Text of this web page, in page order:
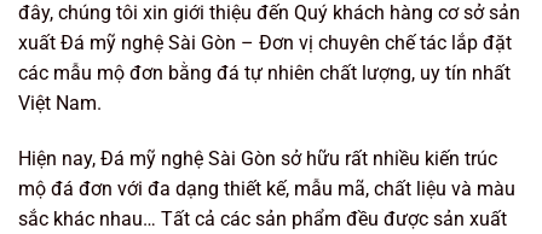
đây, chúng tôi xin giới thiệu đến Quý khách hàng cơ sở sản
xuất Đá mỹ nghệ Sài Gòn – Đơn vị chuyên chế tác lắp đặt
các mẫu mộ đơn bằng đá tự nhiên chất lượng, uy tín nhất
Việt Nam.
Hiện nay, Đá mỹ nghệ Sài Gòn sở hữu rất nhiều kiến trúc
mộ đá đơn với đa dạng thiết kế, mẫu mã, chất liệu và màu
sắc khác nhau… Tất cả các sản phẩm đều được sản xuất